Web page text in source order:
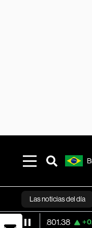
Las noticias del día
64,801.38 +0.78%